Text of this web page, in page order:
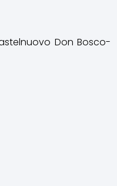
Don Bosco-